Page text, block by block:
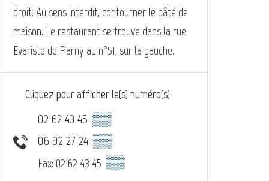
droit. Au sens interdit, contourner le pâté de
maison. Le restaurant se trouve dans la rue
Evariste de Parny au n°51, sur la gauche.
Cliquez pour afficher le(s) numéro(s)
02 62 43 45 ▒▒
06 92 27 24 ▒▒
Fax: 02 62 43 45 ▒▒